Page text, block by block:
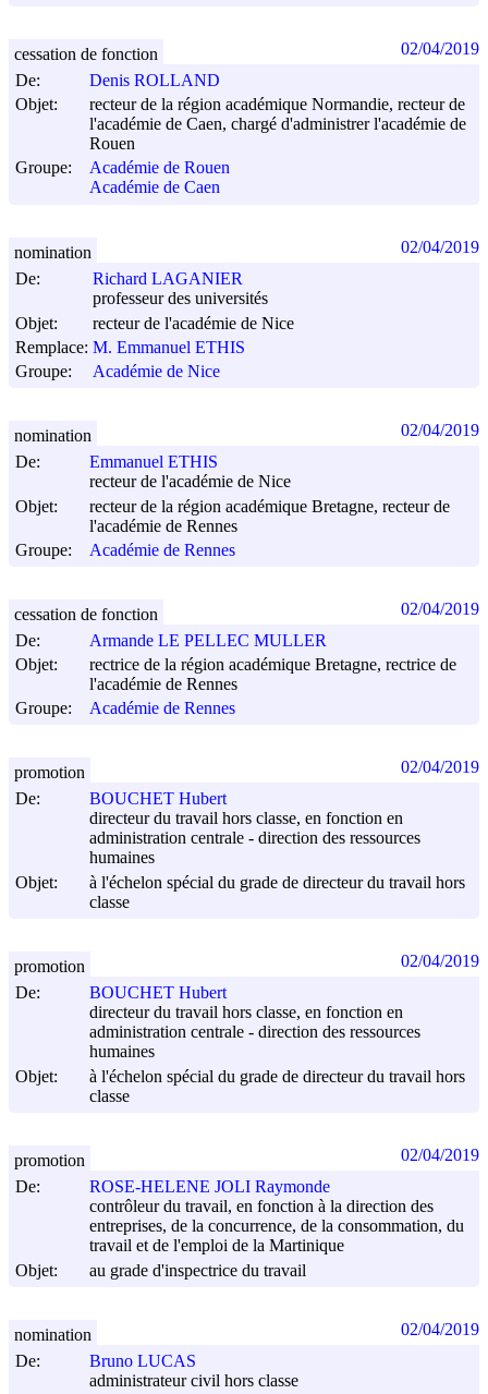
De:
Denis ROLLAND
Objet:
recteur de la région académique Normandie, recteur de
l'académie de Caen, chargé d'administrer l'académie de
Rouen
Groupe:
Académie de Rouen
Académie de Caen
cessation de fonction 02/04/2019
De:
Richard LAGANIER
professeur des universités
Objet:
recteur de l'académie de Nice
Remplace: M. Emmanuel ETHIS
Groupe:
Académie de Nice
nomination 02/04/2019
De:
Emmanuel ETHIS
recteur de l'académie de Nice
Objet:
recteur de la région académique Bretagne, recteur de
l'académie de Rennes
Groupe:
Académie de Rennes
nomination 02/04/2019
De:
Armande LE PELLEC MULLER
Objet:
rectrice de la région académique Bretagne, rectrice de
l'académie de Rennes
Groupe:
Académie de Rennes
cessation de fonction 02/04/2019
De:
BOUCHET Hubert
directeur du travail hors classe, en fonction en
administration centrale - direction des ressources
humaines
Objet:
à l'échelon spécial du grade de directeur du travail hors
classe
promotion 02/04/2019
De:
BOUCHET Hubert
directeur du travail hors classe, en fonction en
administration centrale - direction des ressources
humaines
Objet:
à l'échelon spécial du grade de directeur du travail hors
classe
promotion 02/04/2019
De:
ROSE-HELENE JOLI Raymonde
contrôleur du travail, en fonction à la direction des
entreprises, de la concurrence, de la consommation, du
travail et de l'emploi de la Martinique
Objet:
au grade d'inspectrice du travail
promotion 02/04/2019
De:
Bruno LUCAS
administrateur civil hors classe
nomination 02/04/2019